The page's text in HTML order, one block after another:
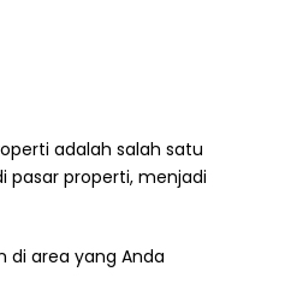
adalah salah satu
pasar properti, menjadi
di area yang Anda